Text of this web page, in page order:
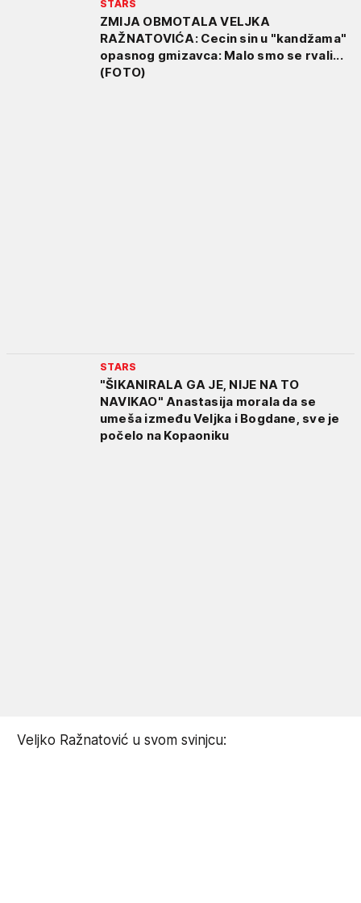
STARS
ZMIJA OBMOTALA VELJKA
RAŽNATOVIĆA: Cecin sin u "kandžama"
opasnog gmizavca: Malo smo se rvali...
(FOTO)
STARS
"ŠIKANIRALA GA JE, NIJE NA TO
NAVIKAO" Anastasija morala da se
umeša između Veljka i Bogdane, sve je
počelo na Kopaoniku
Veljko Ražnatović u svom svinjcu: